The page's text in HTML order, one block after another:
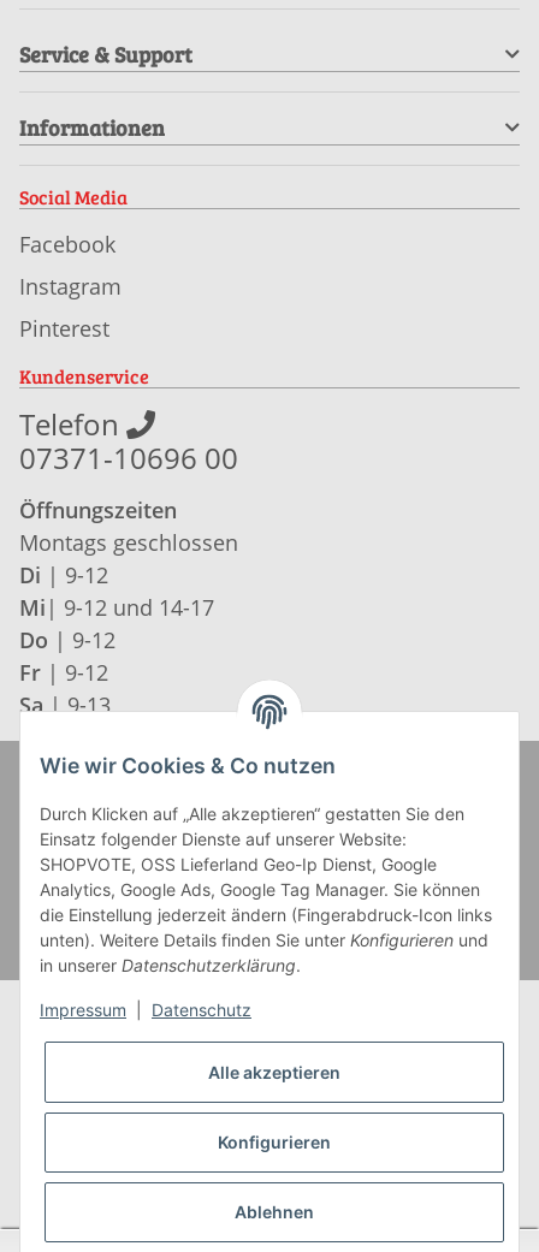
Service & Support
Informationen
Social Media
Facebook
Instagram
Pinterest
Kundenservice
Telefon
07371-10696 00
Öffnungszeiten
Montags geschlossen
Di | 9-12
Mi | 9-12 und 14-17
Do | 9-12
Fr | 9-12
Sa | 9-13
* Alle Preise inkl. gesetzlicher USt., zzgl.Versand
** Gilt für Lieferungen innerhalb Deutschlands,
Lieferzeiten für andere Länder entnehmen Sie bitte
Versandkostenübersicht
Wie wir Cookies & Co nutzen
Durch Klicken auf „Alle akzeptieren“ gestatten Sie den
Einsatz folgender Dienste auf unserer Website:
SHOPVOTE, OSS Lieferland Geo-Ip Dienst, Google
Analytics, Google Ads, Google Tag Manager. Sie können
die Einstellung jederzeit ändern (Fingerabdruck-Icon links
unten). Weitere Details finden Sie unter Konfigurieren und
in unserer Datenschutzerklärung.
Impressum Datenschutz
Alle akzeptieren
Konfigurieren
Ablehnen
SEHR GUT (4.95 / 5)